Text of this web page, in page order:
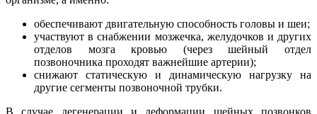
обеспечивают двигательную способность головы и шеи;
участвуют в снабжении мозжечка, желудочков и других
отделов мозга кровью (через шейный отдел
позвоночника проходят важнейшие артерии);
снижают статическую и динамическую нагрузку на
другие сегменты позвоночной трубки.
В случае дегенерации и деформации шейных позвонков